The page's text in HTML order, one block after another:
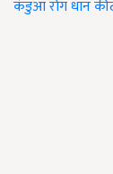
कंडुआ रोगधान